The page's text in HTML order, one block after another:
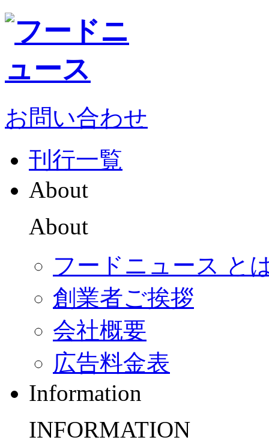
お問い合わせ
刊行一覧
About
About
フードニュース と
創業者ご挨拶
会社概要
広告料金表
Information
INFORMATION